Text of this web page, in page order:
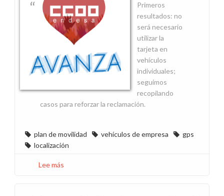
Primeros
resultados: no
será necesario
utilizar la
tarjeta en
vehículos
individuales;
seguimos
recopilando
casos para reforzar la reclamación.
plan de movilidad vehículos de empresa
gps
localización
Lee más